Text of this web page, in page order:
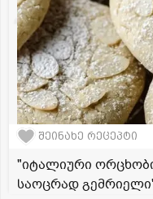
შეინახე რეცეპტი
"იტალიური
საოცრად